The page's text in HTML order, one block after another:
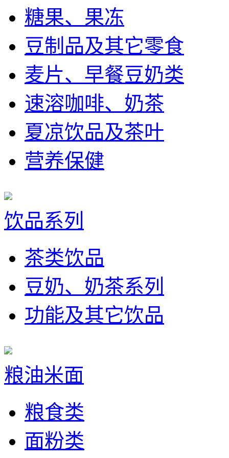
糖果、果冻
豆制品及其它零食
麦片、早餐豆奶类
速溶咖啡、奶茶
夏凉饮品及茶叶
营养保健
饮品系列
茶类饮品
豆奶、奶茶系列
功能及其它饮品
粮油米面
粮食类
面粉类